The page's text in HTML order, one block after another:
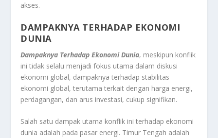
akses.
DAMPAKNYA TERHADAP EKONOMI
DUNIA
Dampaknya Terhadap Ekonomi Dunia, meskipun konflik
ini tidak selalu menjadi fokus utama dalam diskusi
ekonomi global, dampaknya terhadap stabilitas
ekonomi global, terutama terkait dengan harga energi,
perdagangan, dan arus investasi, cukup signifikan.
Salah satu dampak utama konflik ini terhadap ekonomi
dunia adalah pada pasar energi. Timur Tengah adalah